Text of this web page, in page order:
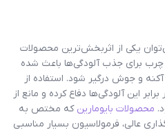
یکی از اثربخش‌ترین محصولات
چرب برای جذب آلودگی‌ها باعث شده
و جوش درگیر شود. استفاده از
این آلودگی‌ها دفاع کرده و مانع از
محصولات بایومارین که مختص به
عالی، فرمولاسیون بسیار مناسبی